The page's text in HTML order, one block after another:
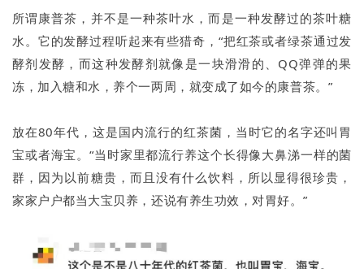
所谓康普茶，并不是一种茶叶水，而是一种发酵过的茶叶糖
水。它的发酵过程听起来有些猎奇，“把红茶或者绿茶通过发
酵剂发酵，而这种发酵剂就像是一块滑滑的、QQ弹弹的果
冻，加入糖和水，养个一两周，就变成了如今的康普茶。”
放在80年代，这是国内流行的红茶菌，当时它的名字还叫胃
宝或者海宝。“当时家里都流行养这个长得像大鼻涕一样的菌
群，因为以前糖贵，而且没有什么饮料，所以显得很珍贵，
家家户户都当大宝贝养，还说有养生功效，对胃好。”